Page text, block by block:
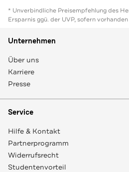
* Unverbindliche Preisempfehlung des
Ersparnis ggü. der UVP, sofern vorhanden
Unternehmen
Über uns
Karriere
Presse
Service
Hilfe & Kontakt
Partnerprogramm
Widerrufsrecht
Studentenvorteil